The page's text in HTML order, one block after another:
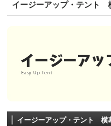
イージーアップ・テント
イージーアップ・テント 横